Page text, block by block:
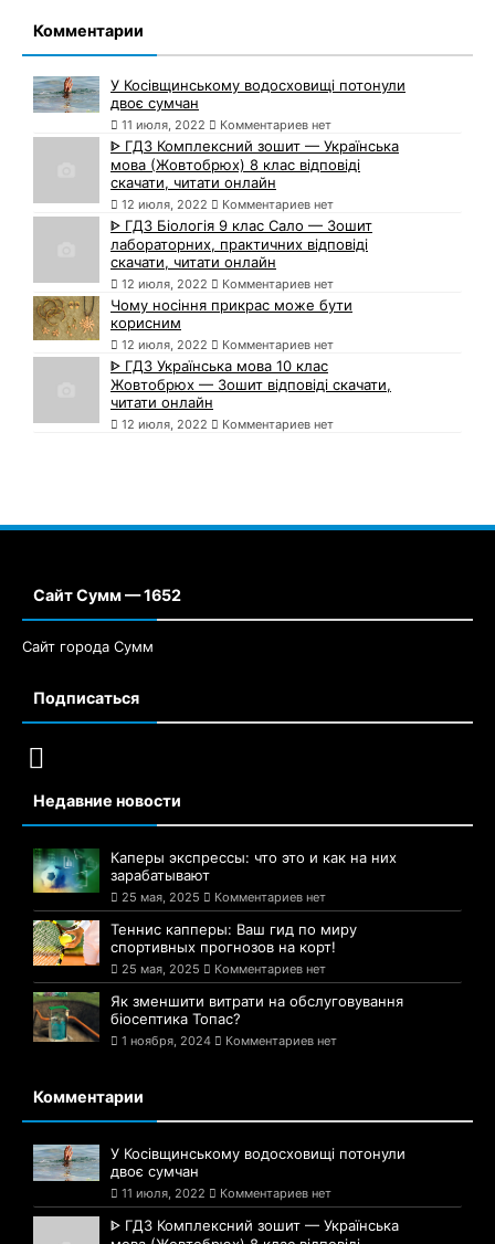
Комментарии
У Косівщинському водосховищі потонули
двоє сумчан
11 июля, 2022 Комментариев нет
ᐈ ГДЗ Комплексний зошит — Українська
мова (Жовтобрюх) 8 клас відповіді
скачати, читати онлайн
12 июля, 2022 Комментариев нет
ᐈ ГДЗ Біологія 9 клас Сало — Зошит
лабораторних, практичних відповіді
скачати, читати онлайн
12 июля, 2022 Комментариев нет
Чому носіння прикрас може бути
корисним
12 июля, 2022 Комментариев нет
ᐈ ГДЗ Українська мова 10 клас
Жовтобрюх — Зошит відповіді скачати,
читати онлайн
12 июля, 2022 Комментариев нет
Сайт Сумм — 1652
Сайт города Сумм
Подписаться
Недавние новости
Каперы экспрессы: что это и как на них
зарабатывают
25 мая, 2025 Комментариев нет
Теннис капперы: Ваш гид по миру
спортивных прогнозов на корт!
25 мая, 2025 Комментариев нет
Як зменшити витрати на обслуговування
біосептика Топас?
1 ноября, 2024 Комментариев нет
Комментарии
У Косівщинському водосховищі потонули
двоє сумчан
11 июля, 2022 Комментариев нет
ᐈ ГДЗ Комплексний зошит — Українська